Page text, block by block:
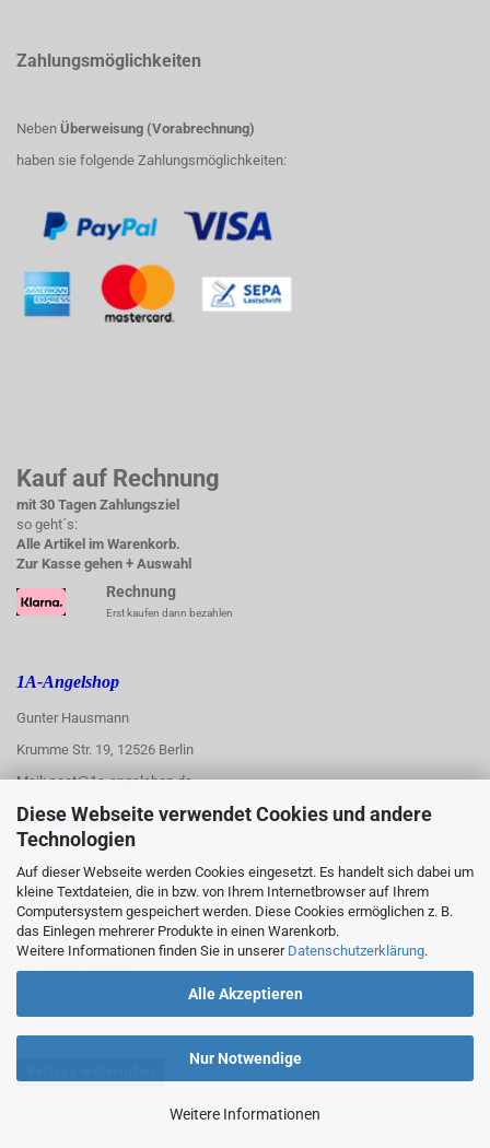
Diese Webseite verwendet Cookies und andere
Technologien
Auf dieser Webseite werden Cookies eingesetzt. Es handelt sich dabei um
kleine Textdateien, die in bzw. von Ihrem Internetbrowser auf Ihrem
Computersystem gespeichert werden. Diese Cookies ermöglichen z. B.
das Einlegen mehrerer Produkte in einen Warenkorb.
Weitere Informationen finden Sie in unserer Datenschutzerklärung.
Alle Akzeptieren
Nur Notwendige
Weitere Informationen
Zahlungsmöglichkeiten
Neben Überweisung (Vorabrechnung)
haben sie folgende Zahlungsmöglichkeiten:
Kauf auf Rechnung
mit 30 Tagen Zahlungsziel
so geht´s:
Alle Artikel im Warenkorb.
Zur Kasse gehen + Auswahl
Rechnung
Erst kaufen dann bezahlen
1A-Angelshop
Gunter Hausmann
Krumme Str. 19, 12526 Berlin
Mail: post@1a-angelshop.de
1A-Angelshop-
Ladengeschäft::
Regattastr. 66
12527 Berlin
Tel.: 030/67890006
Mobil/WhatsApp: 0176 550 90 773